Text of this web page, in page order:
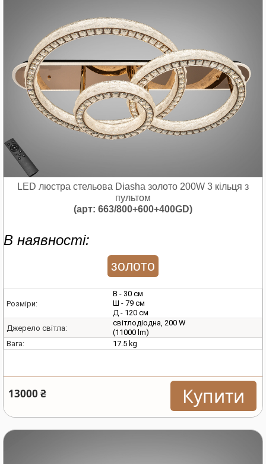
LED люстра стельова Diasha золото 200W 3 кільця з
пультом
(арт: 663/800+600+400GD)
В наявності:
золото
Розміри:
В - 30 см
Ш - 79 см
Д - 120 см
Джерело світла:
світлодіодна, 200 W
(11000 lm)
Вага:
17.5 kg
13000 ₴ Купити